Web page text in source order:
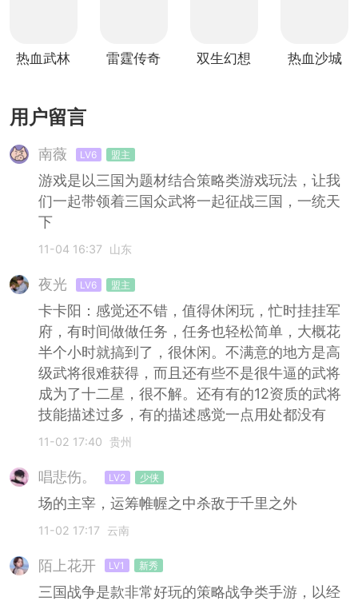
热血武林
雷霆传奇
双生幻想
热血沙城
用户留言
南薇 LV6 盟主
游戏是以三国为题材结合策略类游戏玩法，让我
们一起带领着三国众武将一起征战三国，一统天
下
11-04 16:37 山东
夜光 LV6 盟主
卡卡阳：感觉还不错，值得休闲玩，忙时挂挂军
府，有时间做做任务，任务也轻松简单，大概花
半个小时就搞到了，很休闲。不满意的地方是高
级武将很难获得，而且还有些不是很牛逼的武将
成为了十二星，很不解。还有有的12资质的武将
技能描述过多，有的描述感觉一点用处都没有
11-02 17:40 贵州
唱悲伤。 LV2 少侠
场的主宰，运筹帷幄之中杀敌于千里之外
11-02 17:17 云南
陌上花开 LV1 新秀
三国战争是款非常好玩的策略战争类手游，以经